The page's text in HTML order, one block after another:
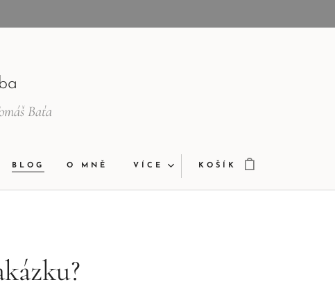
Baťa
BLOG O MNĚ VÍCE KOŠÍK